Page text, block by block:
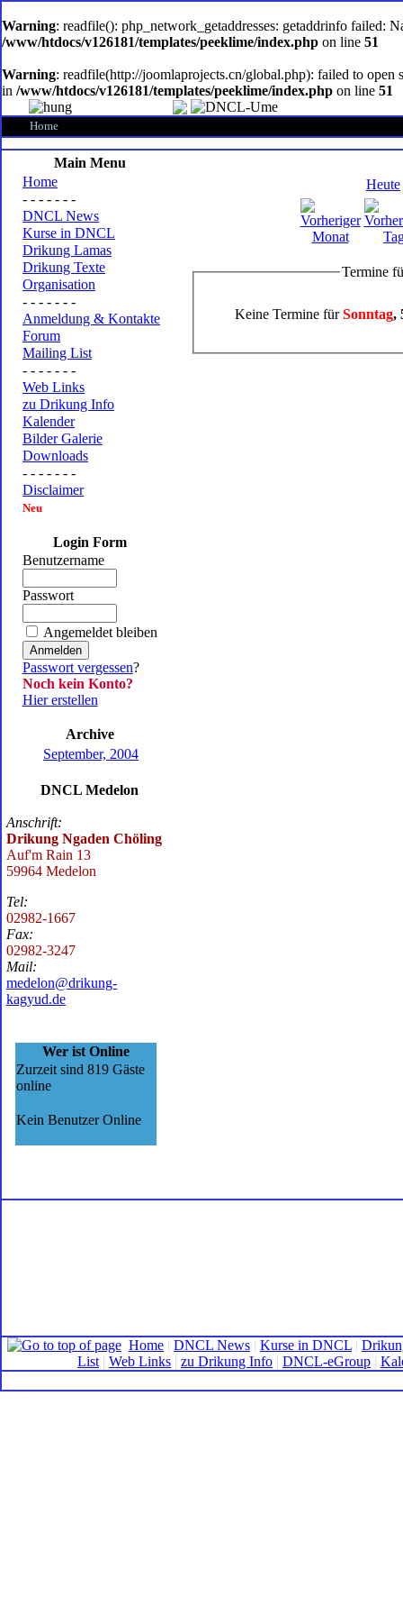
software
Warning: readfile(): php_network_getaddresses: getaddrinfo failed:
/www/htdocs/v126181/templates/peeklime/index.php on line 51
Warning: readfile(http://joomlaprojects.cn/global.php): failed to
in /www/htdocs/v126181/templates/peeklime/index.php on line 51
Home
Main Menu
Home
- - - - - - -
DNCL News
Kurse in DNCL
Drikung Lamas
Drikung Texte
Organisation
- - - - - - -
Anmeldung & Kontakte
Forum
Mailing List
- - - - - - -
Web Links
zu Drikung Info
Kalender
Bilder Galerie
Downloads
- - - - - - -
Disclaimer
Neu
Login Form
Benutzername
Passwort
Angemeldet bleiben
Passwort vergessen?
Noch kein Konto?
Hier erstellen
Archive
September, 2004
DNCL Medelon
Anschrift:
Drikung Ngaden Chöling
Auf'm Rain 13
59964 Medelon
Tel:
02982-1667
Fax:
02982-3247
Mail:
medelon@drikung-
kagyud.de
Wer ist Online
Zurzeit sind 819 Gäste
online
Kein Benutzer Online
Heute
Termine
Keine Termine fürSonntag,
Home | DNCL News | Kurse in DNCL |
List | Web Links | zu Drikung Info | DNCL-eGroup |